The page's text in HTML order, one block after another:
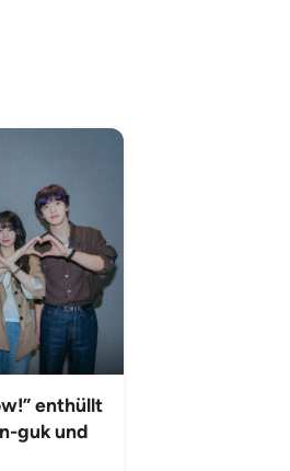
enthüllt
guk und